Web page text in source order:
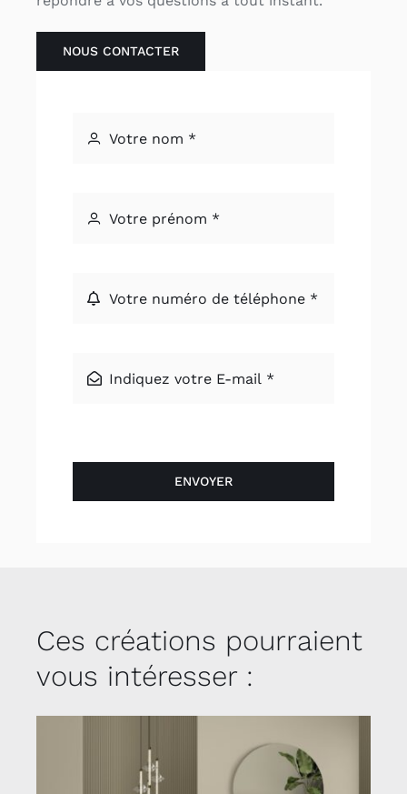
NOUS CONTACTER
ENVOYER
Ces créations pourraient
vous intéresser :